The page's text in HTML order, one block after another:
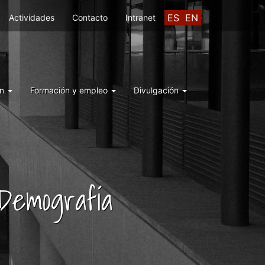
ES EN
Actividades Contacto Intranet
Formación y empleo Divulgación